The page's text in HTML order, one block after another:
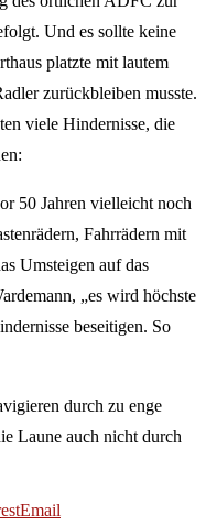
Und es sollte keine
platzte mit lautem
zurückbleiben musste.
viele Hindernisse, die
50 Jahren vielleicht noch
Fahrrädern mit
Umsteigen auf das
„es wird höchste
beseitigen. So
durch zu enge
Laune auch nicht durch
Email